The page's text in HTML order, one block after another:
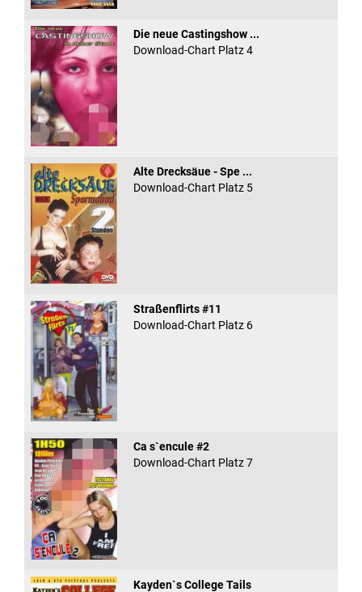
Die neue Castingshow ...
Download-Chart Platz 4
Alte Drecksäue - Spe ...
Download-Chart Platz 5
Straßenflirts #11
Download-Chart Platz 6
Ca s`encule #2
Download-Chart Platz 7
Kayden`s College Tails